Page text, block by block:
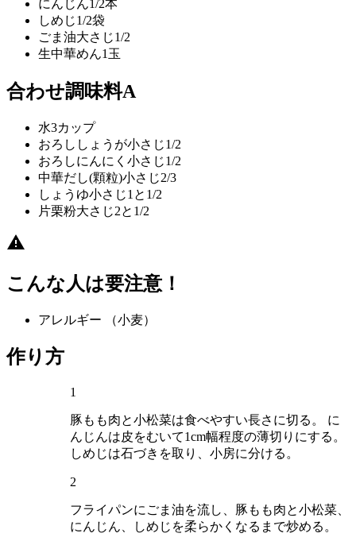
にんじん1/2本
しめじ1/2袋
ごま油大さじ1/2
生中華めん1玉
合わせ調味料A
水3カップ
おろししょうが小さじ1/2
おろしにんにく 小さじ1/2
中華だし(顆粒)小さじ2/3
しょうゆ小さじ1と1/2
片栗粉大さじ2と1/2
こんな人は要注意！
アレルギー （小麦）
作り方
1
豚もも肉と小松菜は食べやすい長さに切る。 に
んじんは皮をむいて1cm幅程度の薄切りにする。
しめじは石づきを取り、小房に分ける。
2
フライパンにごま油を流し、豚もも肉と小松菜、
にんじん、しめじを柔らかくなるまで炒める。